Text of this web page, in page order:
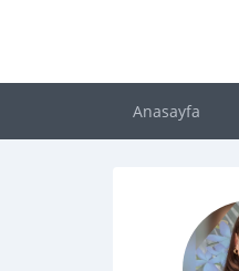
Anasayfa